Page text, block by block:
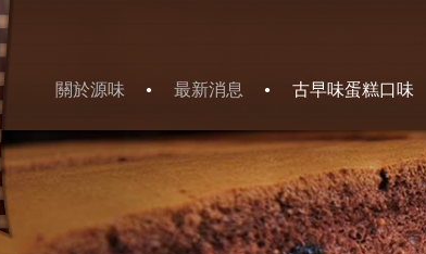
關於源味 最新消息 古早味蛋糕口味